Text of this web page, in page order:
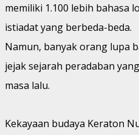
memiliki 1.100 lebih bahasa
istiadat yang berbeda-beda.
Namun, banyak orang lupa
jejak sejarah peradaban
masa lalu.
Kekayaan budaya Keraton